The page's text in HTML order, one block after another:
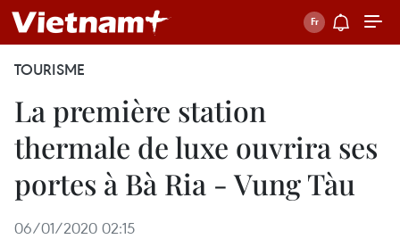
TOURISME
La première station
thermale de luxe ouvrira ses
portes à Bà Ria - Vung Tàu
06/01/2020 02:15